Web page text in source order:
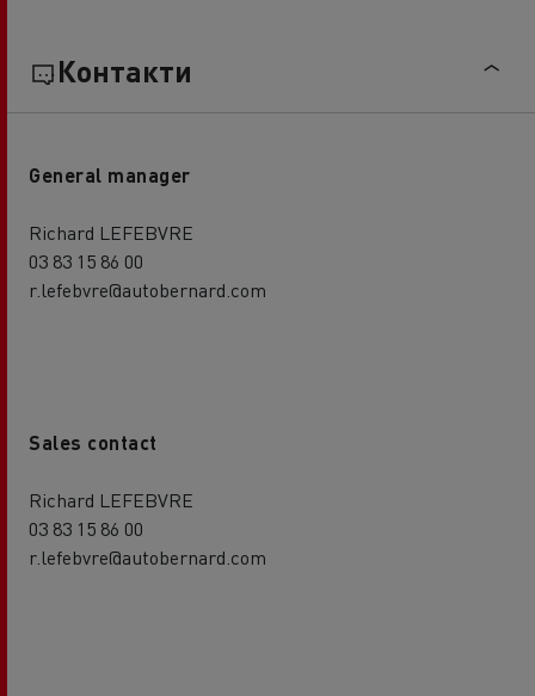
Контакти
General manager
Richard LEFEBVRE
03 83 15 86 00
r.lefebvre@autobernard.com
Sales contact
Richard LEFEBVRE
03 83 15 86 00
r.lefebvre@autobernard.com